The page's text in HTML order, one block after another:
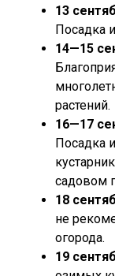
13
Посадка
14—15
растений.
16—17
Посадка
садовом
18
не
огорода.
19